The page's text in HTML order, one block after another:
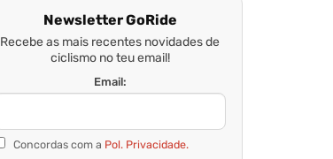
Newsletter GoRide
Recebe as mais recentes novidades de
ciclismo no teu email!
Email:
Concordas com a Pol. Privacidade.